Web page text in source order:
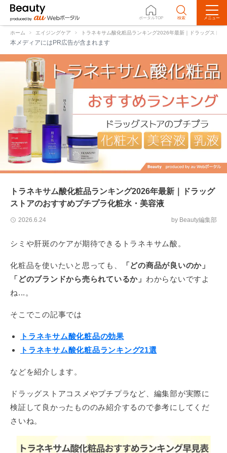
ポータルTOP 検索 メニュー
ホーム エイジングケア トラネキサム酸化粧品ランキング2026年最新｜ドラッグスト
本メディアにはPR広告が含まれます
トラネキサム酸化粧品ランキング2026年最新｜ドラッグ
ストアのおすすめプチプラ化粧水・美容液
2026.6.24 by Beauty編集部
効果 ランキング UV化粧品
シミや肝斑のケアが期待できるトラネキサム酸。
化粧品を使いたいと思っても、
「どの商品が良いのか」
「どのブランドから売られているか」 わからないですよ
ね...。
そこでこの記事では
トラネキサム酸化粧品の効果
トラネキサム酸化粧品ランキング21選
などを紹介します。
ドラッグストアコスメやプチプラなど、編集部が実際に
検証して良かったもののみ紹介するので参考にしてくだ
さいね。